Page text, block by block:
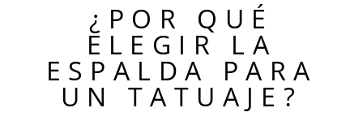
¿POR QUÉ
ELEGIR LA
ESPALDA PARA
UN TATUAJE?